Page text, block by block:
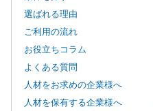
選ばれる理由
ご利用の流れ
お役立ちコラム
よくある質問
人材をお求めの企業様へ
人材を保有する企業様へ